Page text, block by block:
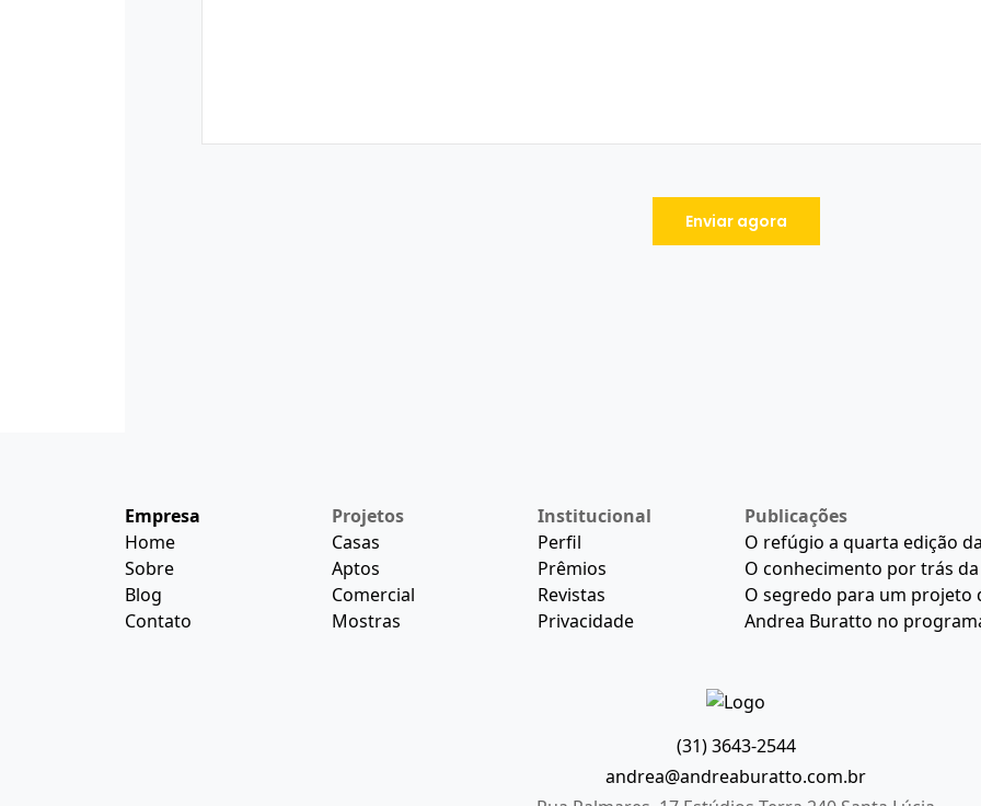
Enviar agora
Empresa
Home
Sobre
Blog
Contato
Projetos
Casas
Aptos
Comercial
Mostras
Institucional
Perfil
Prêmios
Revistas
Privacidade
Publicações
O refúgio a quarta edição
O conhecimento por trás
O segredo para um projeto
Andrea Buratto no
(31) 3643-2544
andrea@andreaburatto.com.br